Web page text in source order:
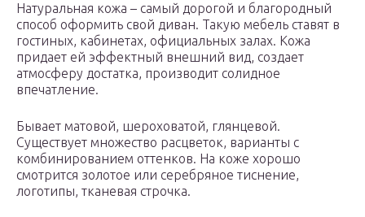
Натуральная кожа – самый дорогой и благородный
способ оформить свой диван. Такую мебель ставят в
гостиных, кабинетах, официальных залах. Кожа
придает ей эффектный внешний вид, создает
атмосферу достатка, производит солидное
впечатление.
Бывает матовой, шероховатой, глянцевой.
Существует множество расцветок, варианты с
комбинированием оттенков. На коже хорошо
смотрится золотое или серебряное тиснение,
логотипы, тканевая строчка.